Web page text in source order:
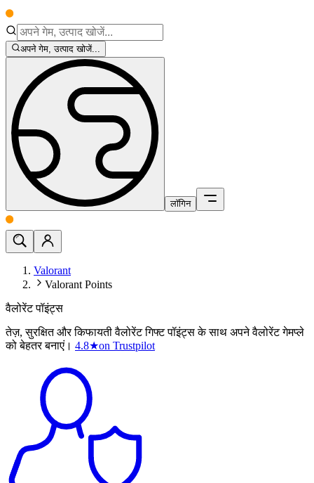
अपने गेम, उत्पाद खोजें...
लॉगिन
Valorant
Valorant Points
वैलोरेंट पॉइंट्स
तेज़, सुरक्षित और किफायती वैलोरेंट गिफ्ट पॉइंट्स के साथ अपने वैलोरेंट गेमप्ले
को बेहतर बनाएं। 4.8★on Trustpilot